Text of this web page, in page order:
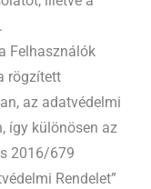
Felhasználók
rögzített
az adatvédelmi
így különösen az
2016/679
Rendelet”